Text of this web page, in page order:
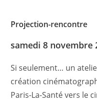
Projection-rencontre
samedi 8 novembre
Si seulement… un
création
Paris-La-Santé vers le